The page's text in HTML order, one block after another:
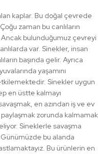
kaplar. Bu doğal çevrede
zaman bu canlıların
Ancak bulunduğumuz çevreyi
var. Sinekler, insan
başında gelir. Ayrıca
yaşamını
Sinekler uygun
en üstte kalmayı
en azından iş ve ev
paylaşmak zorunda kalmamak
Sineklerle savaşma
Günümüzde bu alanda
Bu ürünlerin en